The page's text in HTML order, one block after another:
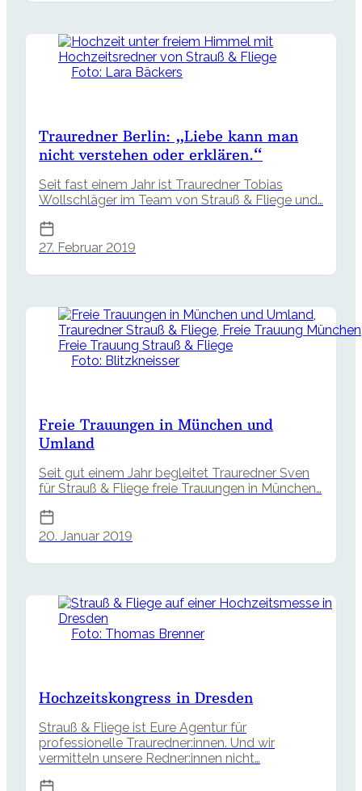
Foto: Lara Bäckers
Trauredner Berlin: „Liebe kann man
nicht verstehen oder erklären.“
Seit fast einem Jahr ist Trauredner Tobias
Wollschläger im Team von Strauß & Fliege und…
27. Februar 2019
Foto: Blitzkneisser
Freie Trauungen in München und
Umland
Seit gut einem Jahr begleitet Trauredner Sven
für Strauß & Fliege freie Trauungen in München…
20. Januar 2019
Foto: Thomas Brenner
Hochzeitskongress in Dresden
Strauß & Fliege ist Eure Agentur für
professionelle Trauredner:innen. Und wir
vermitteln unsere Redner:innen nicht…